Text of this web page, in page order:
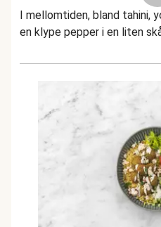
I mellomtiden, bland tahini,
en klype pepper i en liten